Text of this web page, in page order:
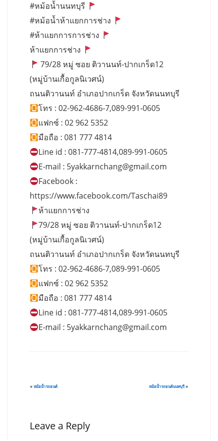
#หม้อน้ำนนทบุรี
#หม้อน้ำห้าแยกการช่าง
#ห้าแยกการการช่าง
ห้าแยกการช่าง
79/28 หมู่ ซอย ติวานนท์-ปากเกร็ด12
(หมู่บ้านเกื้อกูลนิเวศน์)
ถนนติวานนท์ อำเภอปากเกร็ด จังหวัดนนทบุรี
โทร : 02-962-4686-7,089-991-0605
แฟกซ์ : 02 962 5352
มือถือ : 081 777 4814
Line id : 081-777-4814,089-991-0605
E-mail : 5yakkarnchang@gmail.com
Facebook :
https://www.facebook.com/Taschai89
ห้าแยกการช่าง
79/28 หมู่ ซอย ติวานนท์-ปากเกร็ด12
(หมู่บ้านเกื้อกูลนิเวศน์)
ถนนติวานนท์ อำเภอปากเกร็ด จังหวัดนนทบุรี
โทร : 02-962-4686-7,089-991-0605
แฟกซ์ : 02 962 5352
มือถือ : 081 777 4814
Line id : 081-777-4814,089-991-0605
E-mail : 5yakkarnchang@gmail.com
« หม้อน้ำรถยนต์ หม้อน้ำรถยนต์นนทบุรี»
Leave a Reply